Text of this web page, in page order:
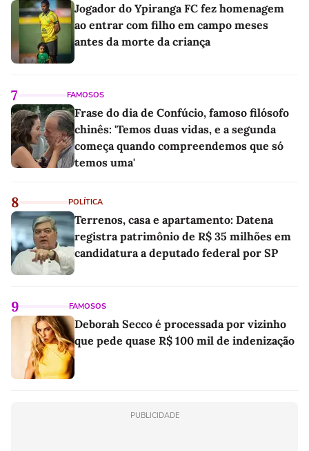
Jogador do Ypiranga FC fez homenagem
ao entrar com filho em campo meses
antes da morte da criança
7 FAMOSOS
Frase do dia de Confúcio, famoso filósofo
chinês: 'Temos duas vidas, e a segunda
começa quando compreendemos que só
temos uma'
8 POLÍTICA
Terrenos, casa e apartamento: Datena
registra patrimônio de R$ 35 milhões em
candidatura a deputado federal por SP
9 FAMOSOS
Deborah Secco é processada por vizinho
que pede quase R$ 100 mil de indenização
PUBLICIDADE